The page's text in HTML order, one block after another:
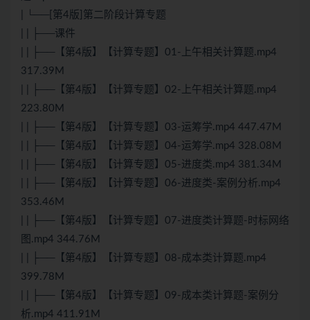
| └──[第4版]第二阶段计算专题
| | ├──课件
| | ├──【第4版】【计算专题】01-上午相关计算题.mp4
317.39M
| | ├──【第4版】【计算专题】02-上午相关计算题.mp4
223.80M
| | ├──【第4版】【计算专题】03-运筹学.mp4 447.47M
| | ├──【第4版】【计算专题】04-运筹学.mp4 328.08M
| | ├──【第4版】【计算专题】05-进度类.mp4 381.34M
| | ├──【第4版】【计算专题】06-进度类-案例分析.mp4
353.46M
| | ├──【第4版】【计算专题】07-进度类计算题-时标网络
图.mp4 344.76M
| | ├──【第4版】【计算专题】08-成本类计算题.mp4
399.78M
| | ├──【第4版】【计算专题】09-成本类计算题-案例分
析.mp4 411.91M